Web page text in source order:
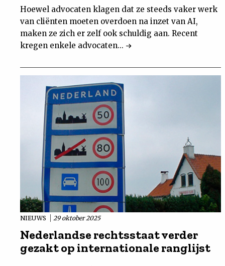
Hoewel advocaten klagen dat ze steeds vaker werk
van cliënten moeten overdoen na inzet van AI,
maken ze zich er zelf ook schuldig aan. Recent
kregen enkele advocaten...
NIEUWS 29 oktober 2025
Nederlandse rechtsstaat verder
gezakt op internationale ranglijst